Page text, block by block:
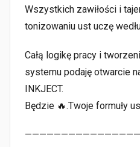
Wszystkich zawiłości i
tonizowaniu ust uczę
Całą logikę pracy i
systemu podaję otwarcie
INKJECT.
Będzie 🔥.Twoje formuły
————————————————